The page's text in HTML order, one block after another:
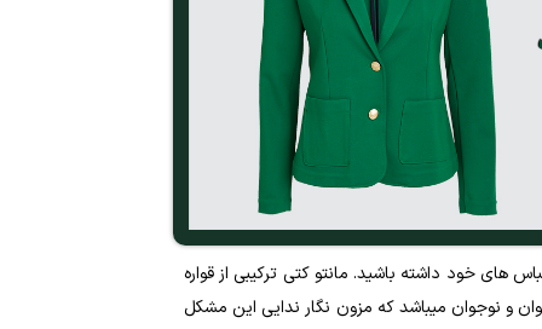
خود داشته باشید. مانتو کتی ترکیبی از قواره
و نوجوان میباشد که مزون نگار ندایی این مشکل